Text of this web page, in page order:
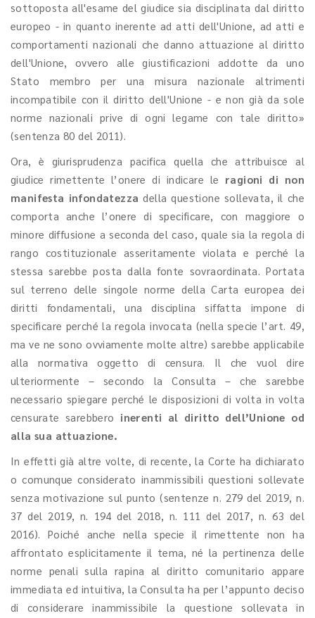
sottoposta all'esame del giudice sia disciplinata dal diritto
europeo - in quanto inerente ad atti dell'Unione, ad atti e
comportamenti nazionali che danno attuazione al diritto
dell'Unione, ovvero alle giustificazioni addotte da uno
Stato membro per una misura nazionale altrimenti
incompatibile con il diritto dell'Unione - e non già da sole
norme nazionali prive di ogni legame con tale diritto»
(sentenza 80 del 2011).
Ora, è giurisprudenza pacifica quella che attribuisce al
giudice rimettente l’onere di indicare le ragioni di non
manifesta infondatezzadella questione sollevata, il che
comporta anche l’onere di specificare, con maggiore o
minore diffusione a seconda del caso, quale sia la regola di
rango costituzionale asseritamente violata e perché la
stessa sarebbe posta dalla fonte sovraordinata. Portata
sul terreno delle singole norme della Carta europea dei
diritti fondamentali, una disciplina siffatta impone di
specificare perché la regola invocata (nella specie l’art. 49,
ma ve ne sono ovviamente molte altre) sarebbe applicabile
alla normativa oggetto di censura. Il che vuol dire
ulteriormente – secondo la Consulta – che sarebbe
necessario spiegare perché le disposizioni di volta in volta
censurate sarebbero inerenti al diritto dell’Unione od
alla sua attuazione.
In effetti già altre volte, di recente, la Corte ha dichiarato
o comunque considerato inammissibili questioni sollevate
senza motivazione sul punto (sentenze n. 279 del 2019, n.
37 del 2019, n. 194 del 2018, n. 111 del 2017, n. 63 del
2016). Poiché anche nella specie il rimettente non ha
affrontato esplicitamente il tema, né la pertinenza delle
norme penali sulla rapina al diritto comunitario appare
immediata ed intuitiva, la Consulta ha per l’appunto deciso
di considerare inammissibile la questione sollevata in